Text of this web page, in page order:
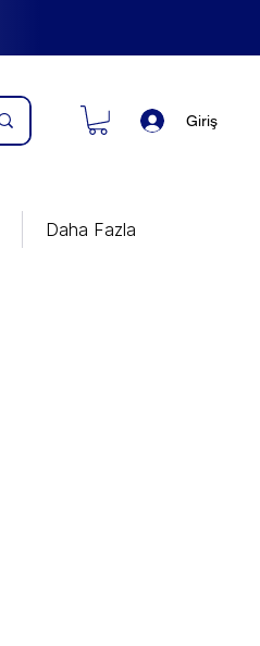
Giriş
Daha Fazla